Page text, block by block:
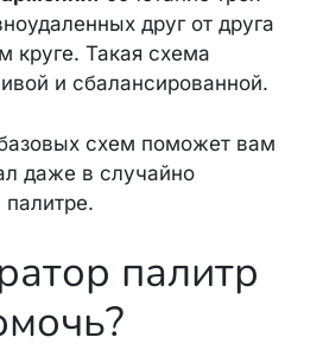
друг от друга
круге. Такая схема
и сбалансированной.
схем поможет вам
даже в случайно
палитре.
палитр